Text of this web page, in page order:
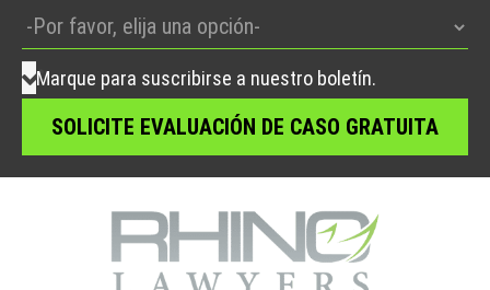
Marque para suscribirse a nuestro boletín.